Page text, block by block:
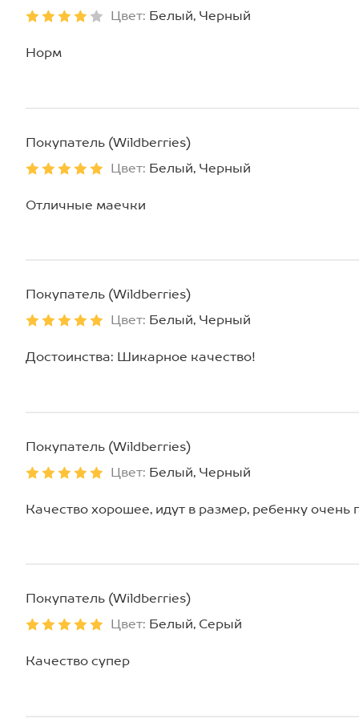
Цвет: Белый, Черный
Норм
Покупатель (Wildberries)
Цвет: Белый, Черный
Отличные маечки
Покупатель (Wildberries)
Цвет: Белый, Черный
Достоинства: Шикарное качество!
Покупатель (Wildberries)
Цвет: Белый, Черный
Качество хорошее, идут в размер, ребенку очень
Покупатель (Wildberries)
Цвет: Белый, Серый
Качество супер